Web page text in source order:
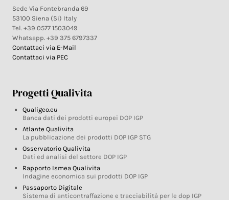
Sede Via Fontebranda 69
53100 Siena (Si) Italy
Tel. +39 0577 1503049
Whatsapp. +39 375 6797337
Contattaci via E-Mail
Contattaci via PEC
Progetti Qualivita
Qualigeo.eu
Banca dati dei prodotti europei DOP IGP
Atlante Qualivita
La pubblicazione dei prodotti DOP IGP STG
Osservatorio Qualivita
Dati ed analisi del settore DOP IGP
Rapporto Ismea Qualivita
Indagine economica sui prodotti DOP IGP
Passaporto Digitale
Sistema di anticontraffazione e tracciabilità per le dop IGP